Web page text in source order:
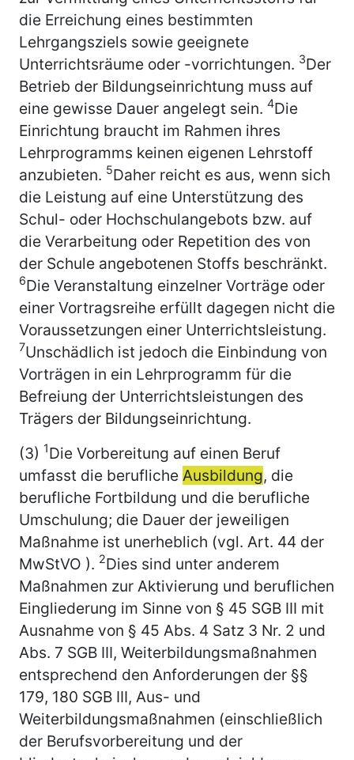
die Erreichung eines bestimmten
Lehrgangsziels sowie geeignete
Unterrichtsräume oder -vorrichtungen. 3Der
Betrieb der Bildungseinrichtung muss auf
eine gewisse Dauer angelegt sein. 4Die
Einrichtung braucht im Rahmen ihres
Lehrprogramms keinen eigenen Lehrstoff
anzubieten. 5Daher reicht es aus, wenn sich
die Leistung auf eine Unterstützung des
Schul- oder Hochschulangebots bzw. auf
die Verarbeitung oder Repetition des von
der Schule angebotenen Stoffs beschränkt.
6Die Veranstaltung einzelner Vorträge oder
einer Vortragsreihe erfüllt dagegen nicht die
Voraussetzungen einer Unterrichtsleistung.
7Unschädlich ist jedoch die Einbindung von
Vorträgen in ein Lehrprogramm für die
Befreiung der Unterrichtsleistungen des
Trägers der Bildungseinrichtung.
(3) 1Die Vorbereitung auf einen Beruf
umfasst die berufliche Ausbildung, die
berufliche Fortbildung und die berufliche
Umschulung; die Dauer der jeweiligen
Maßnahme ist unerheblich (vgl. Art. 44 der
MwStVO ). 2Dies sind unter anderem
Maßnahmen zur Aktivierung und beruflichen
Eingliederung im Sinne von § 45 SGB III mit
Ausnahme von § 45 Abs. 4 Satz 3 Nr. 2 und
Abs. 7 SGB III, Weiterbildungsmaßnahmen
entsprechend den Anforderungen der §§
179, 180 SGB III, Aus- und
Weiterbildungsmaßnahmen (einschließlich
der Berufsvorbereitung und der